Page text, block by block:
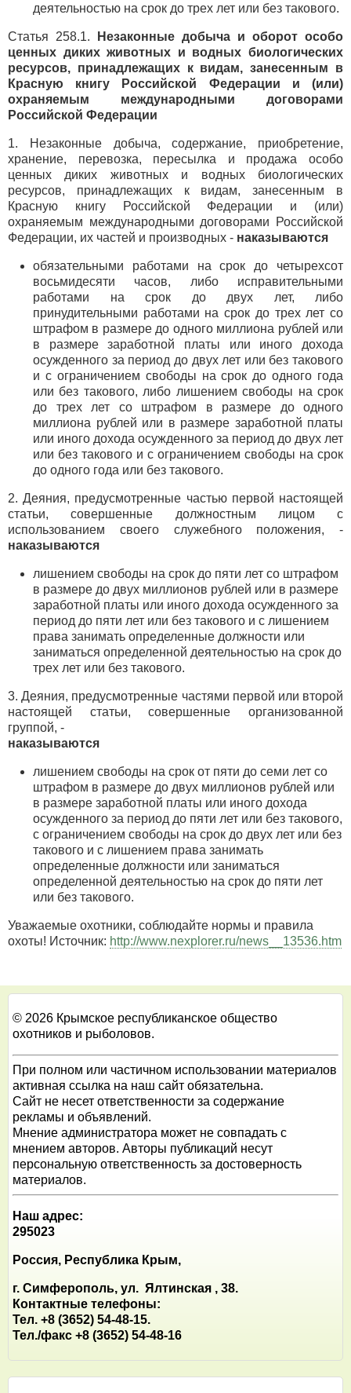
деятельностью на срок до трех лет или без такового.
Статья 258.1.
Незаконные добыча и оборот особо
ценных диких животных и водных биологических
ресурсов, принадлежащих к видам, занесенным в
Красную книгу Российской Федерации и (или)
охраняемым международными договорами
Российской Федерации
1. Незаконные добыча, содержание, приобретение,
хранение, перевозка, пересылка и продажа особо
ценных диких животных и водных биологических
ресурсов, принадлежащих к видам, занесенным в
Красную книгу Российской Федерации и (или)
охраняемым международными договорами Российской
Федерации, их частей и производных - наказываются
обязательными работами на срок до четырехсот
восьмидесяти часов, либо исправительными
работами на срок до двух лет, либо
принудительными работами на срок до трех лет со
штрафом в размере до одного миллиона рублей или
в размере заработной платы или иного дохода
осужденного за период до двух лет или без такового
и с ограничением свободы на срок до одного года
или без такового, либо лишением свободы на срок
до трех лет со штрафом в размере до одного
миллиона рублей или в размере заработной платы
или иного дохода осужденного за период до двух лет
или без такового и с ограничением свободы на срок
до одного года или без такового.
2. Деяния, предусмотренные частью первой настоящей
статьи, совершенные должностным лицом с
использованием своего служебного положения, -
наказываются
лишением свободы на срок до пяти лет со штрафом
в размере до двух миллионов рублей или в размере
заработной платы или иного дохода осужденного за
период до пяти лет или без такового и с лишением
права занимать определенные должности или
заниматься определенной деятельностью на срок до
трех лет или без такового.
3. Деяния, предусмотренные частями первой или второй
настоящей статьи, совершенные организованной
группой, -
наказываются
лишением свободы на срок от пяти до семи лет со
штрафом в размере до двух миллионов рублей или
в размере заработной платы или иного дохода
осужденного за период до пяти лет или без такового,
с ограничением свободы на срок до двух лет или без
такового и с лишением права занимать
определенные должности или заниматься
определенной деятельностью на срок до пяти лет
или без такового.
Уважаемые охотники, соблюдайте нормы и правила
охоты! Источник: http://www.nexplorer.ru/news__13536.htm
© 2026 Крымское республиканское общество
охотников и рыболовов.
При полном или частичном использовании материалов
активная ссылка на наш сайт обязательна.
Сайт не несет ответственности за содержание
рекламы и объявлений.
Мнение администратора может не совпадать с
мнением авторов. Авторы публикаций несут
персональную ответственность за достоверность
материалов.
Наш адрес:
295023
Россия, Республика Крым,
г. Симферополь, ул. Ялтинская , 38.
Контактные телефоны:
Тел. +8 (3652) 54-48-15.
Тел./факс +8 (3652) 54-48-16